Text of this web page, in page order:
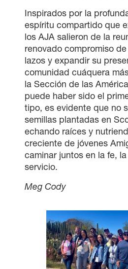
Inspirados por la
espíritu compartido que
los AJA salieron de la
renovado compromiso
lazos y expandir su
comunidad cuáquera
la Sección de las
puede haber sido el
tipo, es evidente que no
semillas plantadas en
echando raíces y
creciente de jóvenes
caminar juntos en la fe,
servicio.
Meg Cody